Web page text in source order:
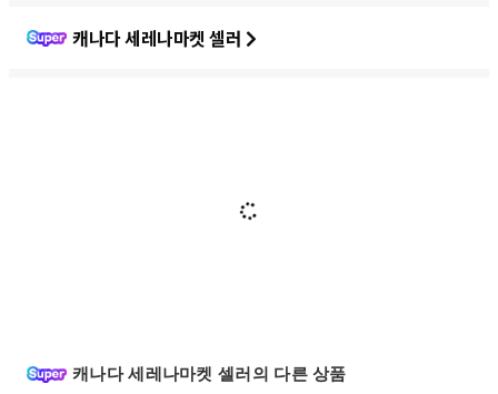
캐나다 세레나마켓 셀러
캐나다 세레나마켓 셀러의 다른 상품